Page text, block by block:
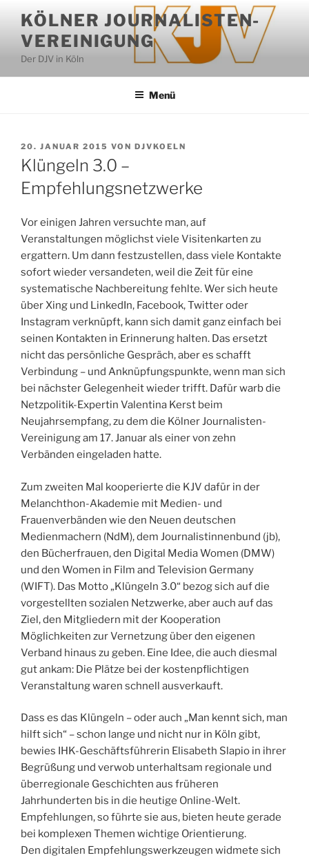
Inhalt
springen
KÖLNER JOURNALISTEN-
VEREINIGUNG
Der DJV in Köln
Menü
VERÖFFENTLICHT
AM
20. JANUAR 2015 VON DJVKOELN
Klüngeln 3.0 –
Empfehlungsnetzwerke
Vor einigen Jahren versuchte man, auf
Veranstaltungen möglichst viele Visitenkarten zu
ergattern. Um dann festzustellen, dass viele Kontakte
sofort wieder versandeten, weil die Zeit für eine
systematische Nach­bereitung fehlte. Wer sich heute
über Xing und Linked­In, Facebook, Twitter oder
Instagram verknüpft, kann sich ­damit ganz einfach bei
seinen Kontakten in ­Erinnerung halten. Das ersetzt
nicht das persönliche ­Gespräch, aber es schafft
Verbindung – und Anknüpfungspunkte, wenn man sich
bei nächster Gelegenheit wieder trifft. Dafür warb die
Netz­politik-Expertin Valentina Kerst beim
Neujahrsempfang, zu dem die Kölner Journalisten-
Vereinigung am 17. Januar als einer von zehn
Verbänden eingeladen hatte.
Zum zweiten Mal kooperierte die KJV dafür in der
Melanchthon-Akademie mit Medien- und
Frauenverbänden wie den Neuen deutschen
Medienmachern (NdM), dem Journalistinnenbund (jb),
den Bücherfrauen, den Digital Media Women (DMW)
und den Women in Film and Television Germany
(WIFT). Das Motto „Klüngeln 3.0“ bezog sich auf die
vorgestellten sozialen Netzwerke, aber auch auf das
Ziel, den Mitgliedern mit der Kooperation
Möglichkeiten zur Vernetzung über den eigenen
Verband hinaus zu geben. Eine Idee, die auch diesmal
gut ankam: Die Plätze bei der kostenpflichtigen
Veranstaltung waren schnell ausverkauft.
Dass es das Klüngeln – oder auch „Man kennt sich, man
hilft sich“ – schon lange und nicht nur in Köln gibt,
bewies IHK-Geschäftsführerin ­Elisabeth Slapio in ihrer
Begrüßung und verwob ­unterhaltsam regionale und
überregionale ­Geschich­ten aus früheren
Jahrhunderten bis in die heutige Online-Welt.
Empfehlungen, so führte sie aus, bieten heute gerade
bei komplexen Themen wichtige Orientierung.
Den digitalen Empfehlungswerkzeugen widmete sich